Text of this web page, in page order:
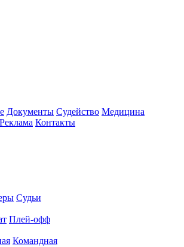
Документы Судейство Медицина
Реклама Контакты
Судьи
Плей-офф
Командная